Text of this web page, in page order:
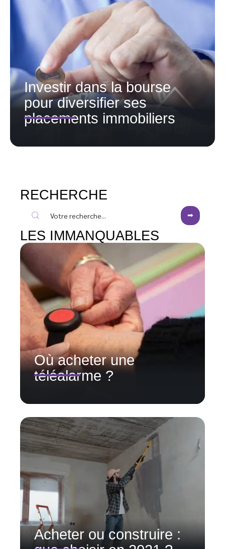
Investir dans la bourse
pour diversifier ses
placements immobiliers
RECHERCHE
LES IMMANQUABLES
Où acheter une
téléalarme ?
Acheter ou construire :